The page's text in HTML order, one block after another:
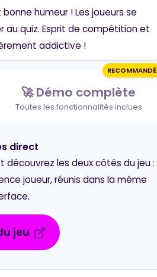
humeur ! Les joueurs se
au quiz. Esprit de compétition et
addictive !
RECOMMANDÉ
🚀 Démo complète
Toutes les fonctionnalités inclues
direct
les deux côtés du jeu :
joueur, réunis dans la même
jeu